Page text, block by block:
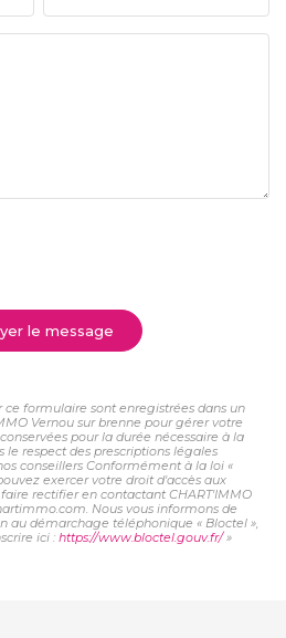
le message
ce formulaire sont enregistrées dans un
Vernou sur brenne pour gérer votre
pour la durée nécessaire à la
respect des prescriptions légales
conseillers Conformément à la loi «
exercer votre droit d'accès aux
rectifier en contactant CHART'IMMO
Nous vous informons de
au démarchage téléphonique « Bloctel »,
ici : https://www.bloctel.gouv.fr/»